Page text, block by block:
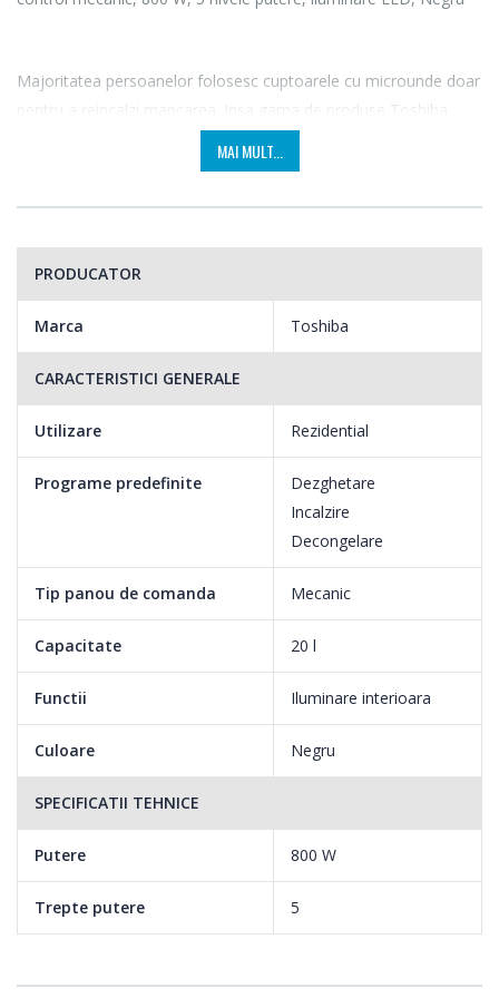
Majoritatea persoanelor folosesc cuptoarele cu microunde doar
pentru a reincalzi mancarea. Insa gama de produse Toshiba
incorporate. In plus, suntem preocupati profund de siguranta
incendii sau alte pericole, intreaga productie a cuptoarelor cu
microunde fiind supravegheata in Japonia de Centrul de Control
MAI MULT...
PRODUCATOR
Marca Toshiba
CARACTERISTICI GENERALE
Utilizare Rezidential
Programe predefinite
Dezghetare
Incalzire
Decongelare
Tip panou de comanda Mecanic
Capacitate 20 l
Functii Iluminare interioara
Culoare Negru
SPECIFICATII TEHNICE
Putere 800 W
Trepte putere 5